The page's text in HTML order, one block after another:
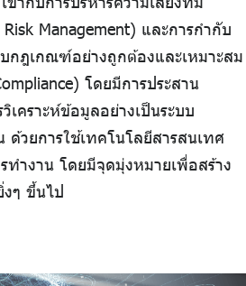
Management) และการกำกับ
กฎเกณฑ์อย่างถูกต้องและเหมาะสม
โดยมีการประสาน
เคราะห์ข้อมูลอย่างเป็นระบบ
วยการใช้เทคโนโลยีสารสนเทศ
ทำงาน โดยมีจุดมุ่งหมายเพื่อสร้าง
ๆ ขึ้นไป